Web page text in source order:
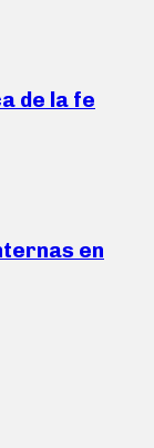
de la fe
en